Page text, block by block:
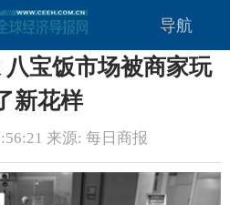
导航
宝饭市场被商家玩
新花样
来源: 每日商报